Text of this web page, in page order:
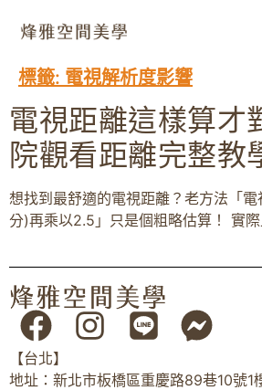
標籤: 電視解析度影響
電視距離這樣算才
院觀看距離完整教
想找到最舒適的電視距離？老方法「
分)再乘以2.5」只是個粗略估算！ 實
【台北】
地址：新北市板橋區重慶路89巷10號1